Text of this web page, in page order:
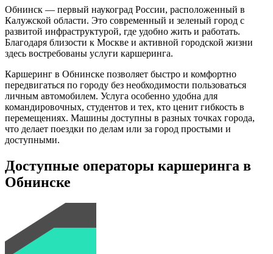
Обнинск — первый наукоград России, расположенный в
Калужской области. Это современный и зеленый город с
развитой инфраструктурой, где удобно жить и работать.
Благодаря близости к Москве и активной городской жизни
здесь востребованы услуги каршеринга.
Каршеринг в Обнинске позволяет быстро и комфортно
передвигаться по городу без необходимости пользоваться
личным автомобилем. Услуга особенно удобна для
командировочных, студентов и тех, кто ценит гибкость в
перемещениях. Машины доступны в разных точках города,
что делает поездки по делам или за город простыми и
доступными.
Доступные операторы каршеринга в
Обнинске